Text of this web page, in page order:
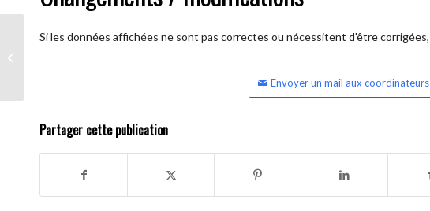
Si les données affichées ne sont pas correctes ou nécessitent d'être
Envoyer un mail aux
Partager cette publication